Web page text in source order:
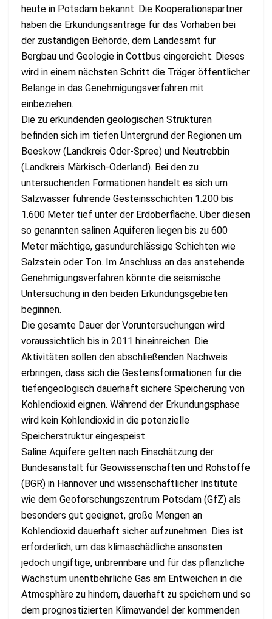
heute in Potsdam bekannt. Die Kooperationspartner
haben die Erkundungsanträge für das Vorhaben bei
der zuständigen Behörde, dem Landesamt für
Bergbau und Geologie in Cottbus eingereicht. Dieses
wird in einem nächsten Schritt die Träger öffentlicher
Belange in das Genehmigungsverfahren mit
einbeziehen.
Die zu erkundenden geologischen Strukturen
befinden sich im tiefen Untergrund der Regionen um
Beeskow (Landkreis Oder-Spree) und Neutrebbin
(Landkreis Märkisch-Oderland). Bei den zu
untersuchenden Formationen handelt es sich um
Salzwasser führende Gesteinsschichten 1.200 bis
1.600 Meter tief unter der Erdoberfläche. Über diesen
so genannten salinen Aquiferen liegen bis zu 600
Meter mächtige, gasundurchlässige Schichten wie
Salzstein oder Ton. Im Anschluss an das anstehende
Genehmigungsverfahren könnte die seismische
Untersuchung in den beiden Erkundungsgebieten
beginnen.
Die gesamte Dauer der Voruntersuchungen wird
voraussichtlich bis in 2011 hineinreichen. Die
Aktivitäten sollen den abschließenden Nachweis
erbringen, dass sich die Gesteinsformationen für die
tiefengeologisch dauerhaft sichere Speicherung von
Kohlendioxid eignen. Während der Erkundungsphase
wird kein Kohlendioxid in die potenzielle
Speicherstruktur eingespeist.
Saline Aquifere gelten nach Einschätzung der
Bundesanstalt für Geowissenschaften und Rohstoffe
(BGR) in Hannover und wissenschaftlicher Institute
wie dem Geoforschungszentrum Potsdam (GfZ) als
besonders gut geeignet, große Mengen an
Kohlendioxid dauerhaft sicher aufzunehmen. Dies ist
erforderlich, um das klimaschädliche ansonsten
jedoch ungiftige, unbrennbare und für das pflanzliche
Wachstum unentbehrliche Gas am Entweichen in die
Atmosphäre zu hindern, dauerhaft zu speichern und so
dem prognostizierten Klimawandel der kommenden